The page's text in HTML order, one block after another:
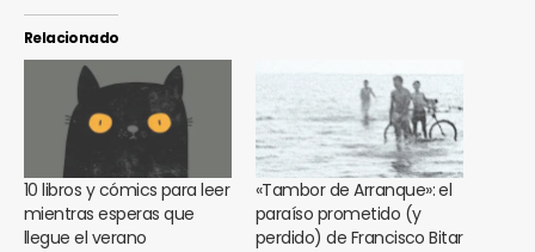
Relacionado
10 libros y cómics para leer
mientras esperas que
llegue el verano
«Tambor de Arranque»: el
paraíso prometido (y
perdido) de Francisco Bitar